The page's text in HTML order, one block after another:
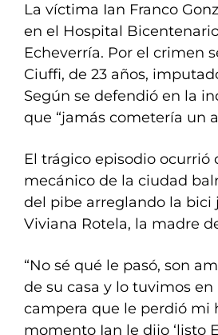
La víctima Ian Franco
en el Hospital
Echeverría. Por el crimen
Ciuffi, de 23 años,
Según se defendió en la
que “jamás cometería un
El trágico episodio
mecánico de la ciudad
del pibe arreglando la bici
Viviana Rotela, la madre
“No sé qué le pasó, son
de su casa y lo tuvimos
campera que le perdió mi
momento Ian le dijo ‘listo